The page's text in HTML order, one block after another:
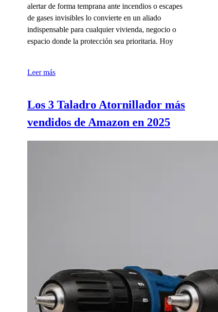
alertar de forma temprana ante incendios o escapes
de gases invisibles lo convierte en un aliado
indispensable para cualquier vivienda, negocio o
espacio donde la protección sea prioritaria. Hoy
Leer más
Los 3 Taladro Atornillador más
vendidos de Amazon en 2025